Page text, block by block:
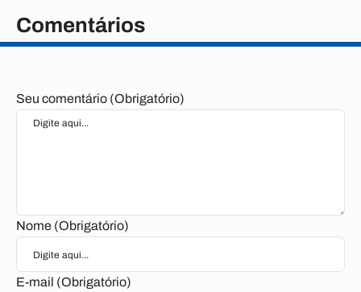
Comentários
Seu comentário (Obrigatório)
Nome (Obrigatório)
E-mail (Obrigatório)